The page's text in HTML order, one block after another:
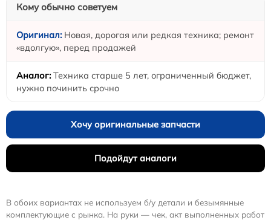
Кому обычно советуем
Новая, дорогая или редкая техника; ремонт
«вдолгую», перед продажей
Техника старше 5 лет, ограниченный бюджет,
нужно починить срочно
Хочу оригинальные запчасти
Подойдут аналоги
В обоих вариантах не используем б/у детали и безымянные
комплектующие с рынка. На руки — чек, акт выполненных работ